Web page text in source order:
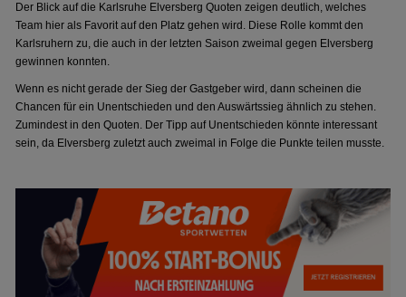
Der Blick auf die Karlsruhe Elversberg Quoten zeigen deutlich, welches
Team hier als Favorit auf den Platz gehen wird. Diese Rolle kommt den
Karlsruhern zu, die auch in der letzten Saison zweimal gegen Elversberg
gewinnen konnten.
Wenn es nicht gerade der Sieg der Gastgeber wird, dann scheinen die
Chancen für ein Unentschieden und den Auswärtssieg ähnlich zu stehen.
Zumindest in den Quoten. Der Tipp auf Unentschieden könnte interessant
sein, da Elversberg zuletzt auch zweimal in Folge die Punkte teilen musste.